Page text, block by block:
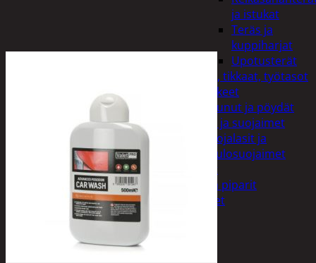
ja istukat
Teräs ja
kuppiharjat
Upotusterät
Telineet, tikkaat, työtasot
ja tarvikkeet
Vaunut ja pöydät
Työasut ja suojaimet
Suojalasit ja
kuulosuojaimet
Elintarvikkeet
Keksit ja piparit
Mausteet